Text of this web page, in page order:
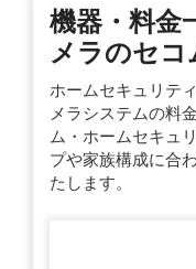
機器・料金
メラのセ
ホームセキュリテ
メラシステムの料
ム・ホームセキュ
プや家族構成に合
たします。